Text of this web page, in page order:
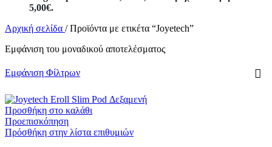
5,00€.
Αρχική σελίδα / Προϊόντα με ετικέτα “Joyetech”
Εμφάνιση του μοναδικού αποτελέσματος
Εμφάνιση Φίλτρων
Προσθήκη στο καλάθι
Προεπισκόπηση
Πρόσθήκη στην λίστα επιθυμιών